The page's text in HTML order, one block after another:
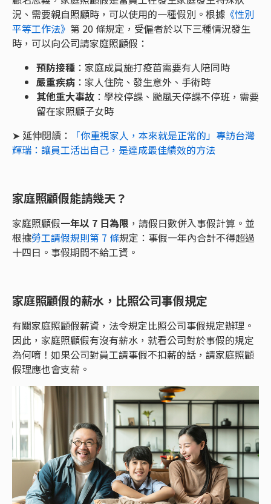
況、需要親自照顧時，可以使用的一種假別。根據 《性別
平等工作法》 第 20 條規定，受僱者於以下三種情況發生
時，可以向公司請家庭照顧假：
預防接種 ：家庭成員施打疫苗需要有人陪同時
嚴重疾病 ：家人住院、發生意外、手術時
其他重大事故 ：學校停課、颱風天停課不停班，需要
留在家照顧子女時
➤ 延伸閱讀：
「你重視家人，本來就是正常的」專訪台灣
輝瑞：讓員工活出自己，是達成最佳績效的方法
家庭照顧假能請幾天？
家庭照顧假一年以 7 日為限 ，請假日數併入事假計算。並
根據勞工請假規則第 7 條規定：事假一年內合計不得超過
十四日。事假期間不給工資。
家庭照顧假的薪水，比照公司事假規定
有關家庭照顧假薪資，法令規定比照公司事假規定辦理。
因此，家庭照顧假有沒有薪水，就看公司對於事假的規定
為何唷！如果公司對員工請事假不扣薪的話，請家庭照顧
假理應也會支薪。